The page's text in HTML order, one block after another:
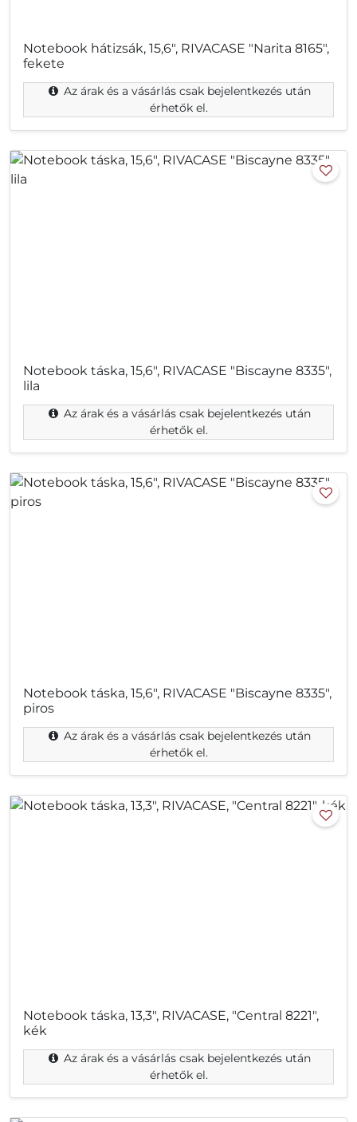
Notebook hátizsák, 15,6", RIVACASE "Narita 8165",
fekete
Az árak és a vásárlás csak bejelentkezés után
érhetők el.
Notebook táska, 15,6", RIVACASE "Biscayne 8335",
lila
Az árak és a vásárlás csak bejelentkezés után
érhetők el.
Notebook táska, 15,6", RIVACASE "Biscayne 8335",
piros
Az árak és a vásárlás csak bejelentkezés után
érhetők el.
Notebook táska, 13,3", RIVACASE, "Central 8221",
kék
Az árak és a vásárlás csak bejelentkezés után
érhetők el.